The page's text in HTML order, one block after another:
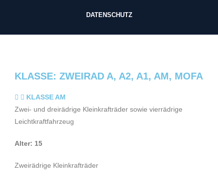
DATENSCHUTZ
KLASSE: ZWEIRAD A, A2, A1, AM, MOFA
KLASSE AM
Zwei- und dreirädrige Kleinkrafträder sowie vierrädrige
Leichtkraftfahrzeug
Alter: 15
Zweirädrige Kleinkrafträder